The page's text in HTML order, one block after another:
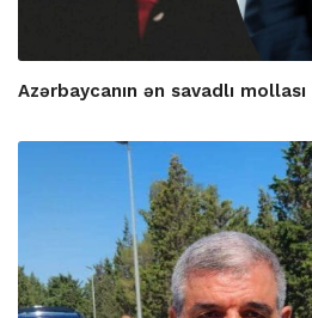
Azərbaycanın ən savadlı mollası